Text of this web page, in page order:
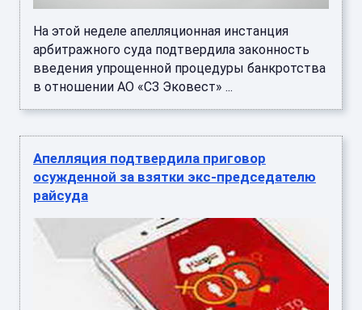
На этой неделе апелляционная инстанция
арбитражного суда подтвердила законность
введения упрощенной процедуры банкротства
в отношении АО «СЗ Эковест» ...
Апелляция подтвердила приговор
осужденной за взятки экс-председателю
райсуда